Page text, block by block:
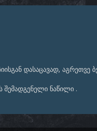
დასაცავად, აგრეთვე
შემადგენელი ნაწილი .